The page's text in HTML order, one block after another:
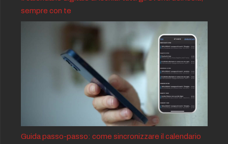
sempre con te
Guida passo-passo: come sincronizzare il calendario